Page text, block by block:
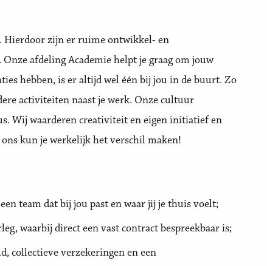
Hierdoor zijn er ruime ontwikkel- en
afdeling Academie helpt je graag om jouw
hebben, is er altijd wel één bij jou in de buurt. Zo
activiteiten naast je werk. Onze cultuur
Wij waarderen creativiteit en eigen initiatief en
kun je werkelijk het verschil maken!
team dat bij jou past en waar jij je thuis voelt;
waarbij direct een vast contract bespreekbaar is;
collectieve verzekeringen en een